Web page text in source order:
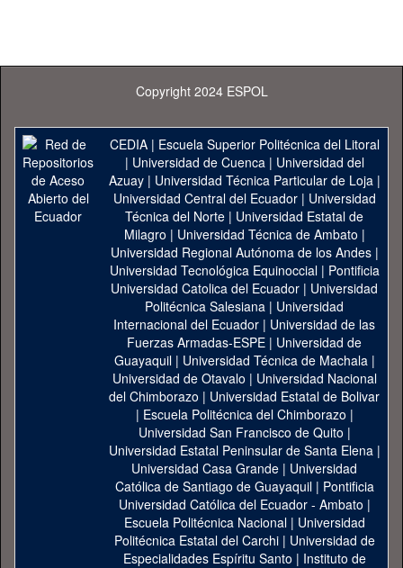
Copyright 2024 ESPOL
CEDIA| Escuela Superior Politécnica del Litoral
| Universidad de Cuenca| Universidad del
Azuay| Universidad Técnica Particular de Loja|
Universidad Central del Ecuador| Universidad
Técnica del Norte | Universidad Estatal de
Milagro | Universidad Técnica de Ambato |
Universidad Regional Autónoma de los Andes|
Universidad Tecnológica Equinoccial| Pontificia
Universidad Catolica del Ecuador | Universidad
Politécnica Salesiana | Universidad
Internacional del Ecuador | Universidad de las
Fuerzas Armadas-ESPE | Universidad de
Guayaquil| Universidad Técnica de Machala|
Universidad de Otavalo | Universidad Nacional
del Chimborazo | Universidad Estatal de Bolivar
| Escuela Politécnica del Chimborazo |
Universidad San Francisco de Quito |
Universidad Estatal Peninsular de Santa Elena|
Universidad Casa Grande | Universidad
Católica de Santiago de Guayaquil| Pontificia
Universidad Católica del Ecuador - Ambato |
Escuela Politécnica Nacional| Universidad
Politécnica Estatal del Carchi| Universidad de
Especialidades Espíritu Santo | Instituto de